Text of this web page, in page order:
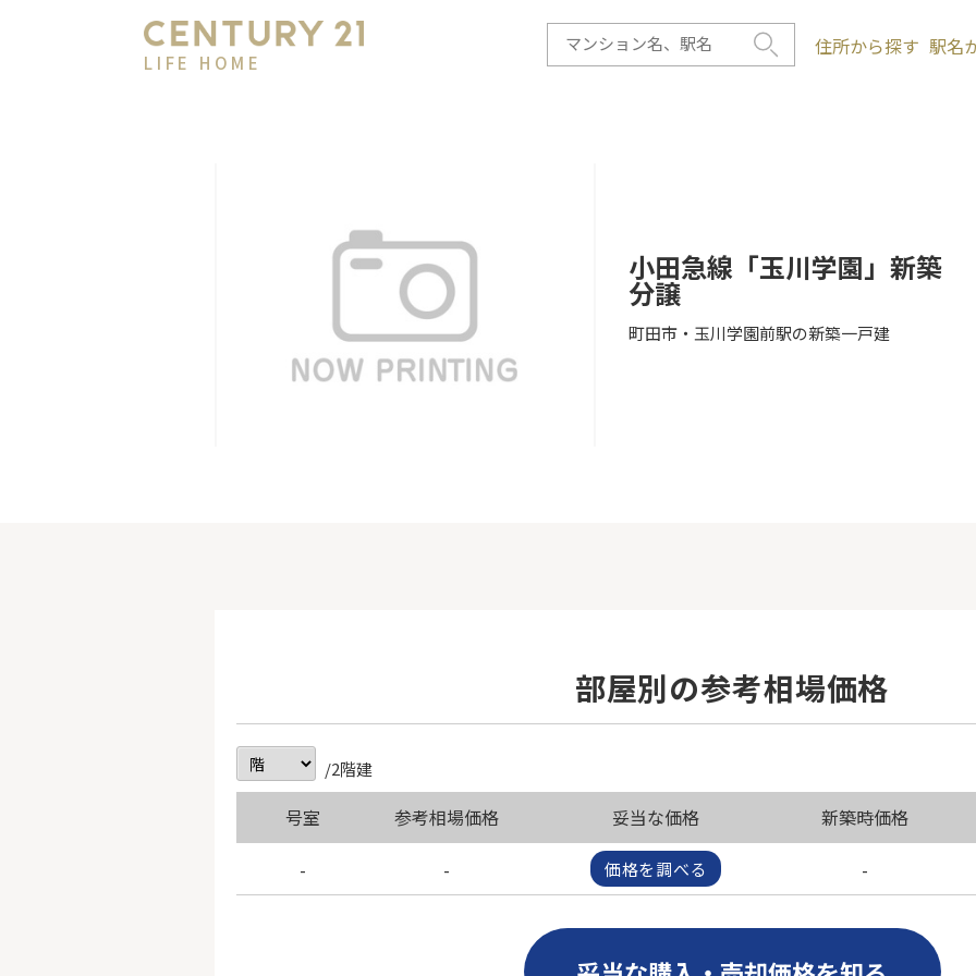
LIFE HOME
住所から探す 駅名
小田急線「玉川学園」新築
分譲
町田市・玉川学園前駅の新築一戸建
部屋別の参考相場価格
/2階建
号室 参考相場価格 妥当な価格 新築時価格
-
- 価格を調べる -